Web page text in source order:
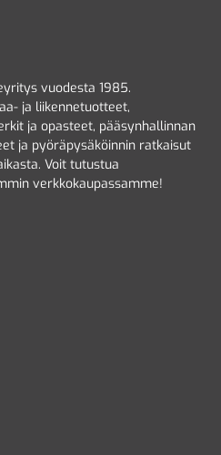
vuodesta 1985.
ja liikennetuotteet,
ja opasteet, pääsynhallinnan
ja pyöräpysäköinnin ratkaisut
Voit tutustua
verkkokaupassamme!